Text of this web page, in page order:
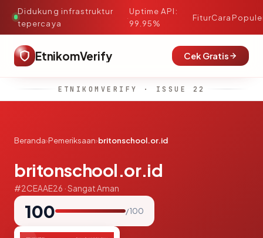
Didukung infrastruktur
tepercaya
·
Uptime API:
99.95%
FiturCara
EtnikomVerify Cek Gratis
ETNIKOMVERIFY · ISSUE 22
Beranda›Pemeriksaan›britonschool.or.id
britonschool.or.id
#2CEAAE26 · Sangat Aman
100 / 100